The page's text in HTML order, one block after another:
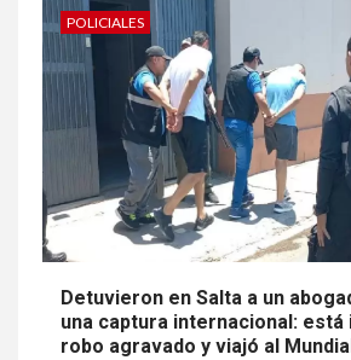
POLICIALES
Detuvieron en Salta a un
una captura internacional: está
robo agravado y viajó al Mundial